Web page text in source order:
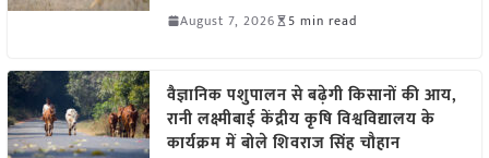
August 7, 2026 5 min read
वैज्ञानिक पशुपालन से बढ़ेगी किसानों की आय,
रानी लक्ष्मीबाई केंद्रीय कृषि विश्वविद्यालय के
कार्यक्रम में बोले शिवराज सिंह चौहान